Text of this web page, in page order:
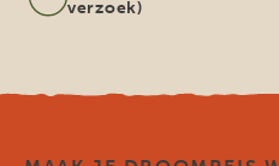
verzoek)